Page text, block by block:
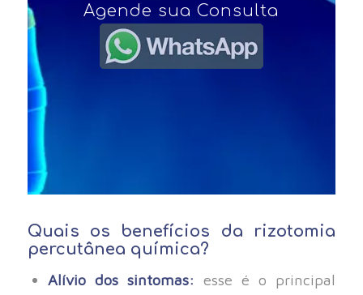
Agende sua Consulta
Quais os benefícios da rizotomia
percutânea química?
Alívio dos sintomas: esse é o principal